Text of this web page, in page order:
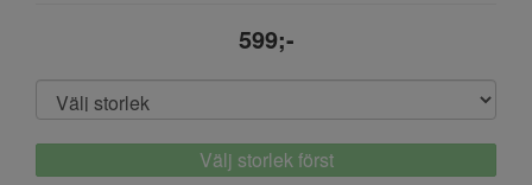
599;-
Välj storlek först